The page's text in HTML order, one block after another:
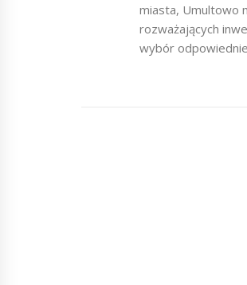
miasta, Umultowo
rozważających
wybór